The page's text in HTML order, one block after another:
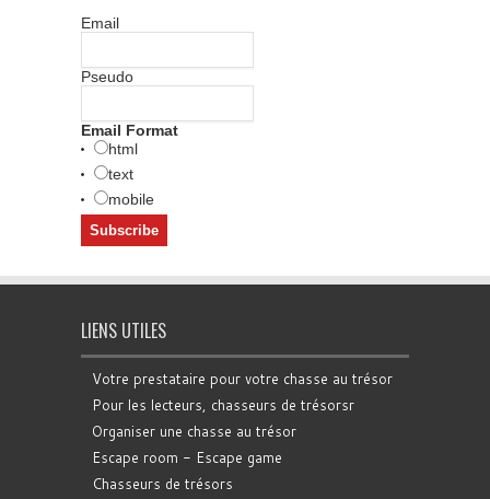
Email
Pseudo
Email Format
html
text
mobile
LIENS UTILES
Votre prestataire pour votre chasse au trésor
Pour les lecteurs, chasseurs de trésorsr
Organiser une chasse au trésor
Escape room - Escape game
Chasseurs de trésors